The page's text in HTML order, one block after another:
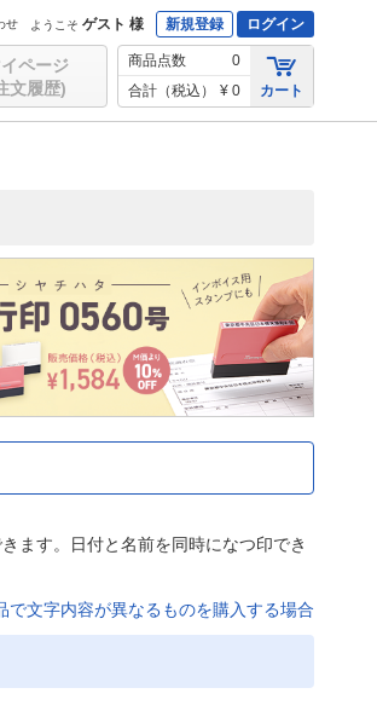
せ ようこそ ゲスト 様 新規登録 ログイン
ページ
文履歴)
商品点数
0
合計（税込）
¥ 0 カート
ます。日付と名前を同時になつ印でき
で文字内容が異なるものを購入する場合